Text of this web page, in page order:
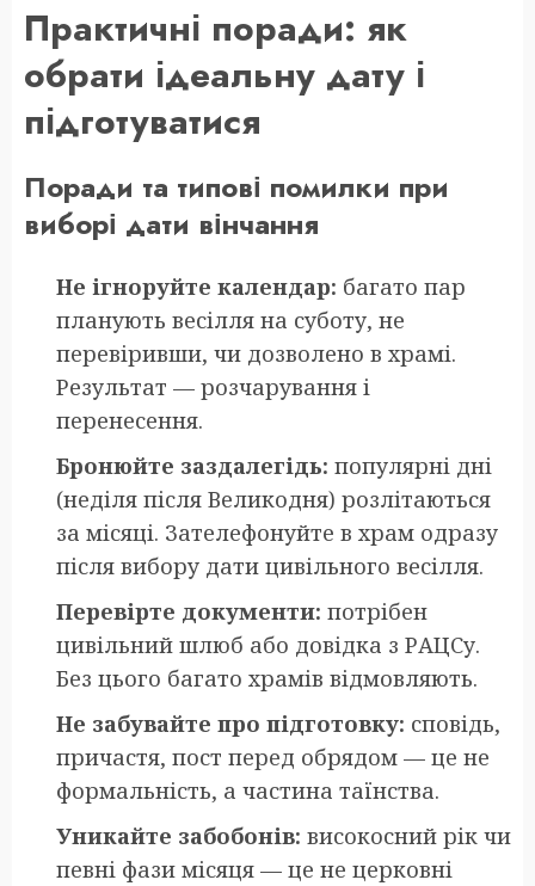
Практичні поради: як
обрати ідеальну дату і
підготуватися
Поради та типові помилки при
виборі дати вінчання
Не ігноруйте календар: багато пар
планують весілля на суботу, не
перевіривши, чи дозволено в храмі.
Результат — розчарування і
перенесення.
Бронюйте заздалегідь: популярні дні
(неділя після Великодня) розлітаються
за місяці. Зателефонуйте в храм одразу
після вибору дати цивільного весілля.
Перевірте документи: потрібен
цивільний шлюб або довідка з РАЦСу.
Без цього багато храмів відмовляють.
Не забувайте про підготовку: сповідь,
причастя, пост перед обрядом — це не
формальність, а частина таїнства.
Уникайте забобонів: високосний рік чи
певні фази місяця — це не церковні